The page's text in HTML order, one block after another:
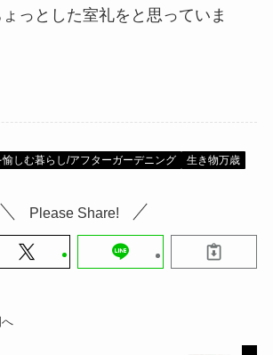
っとした室礼をと思っていま
愉しむ暮らし/アフターガーデニング 生き物万歳
Please Share!